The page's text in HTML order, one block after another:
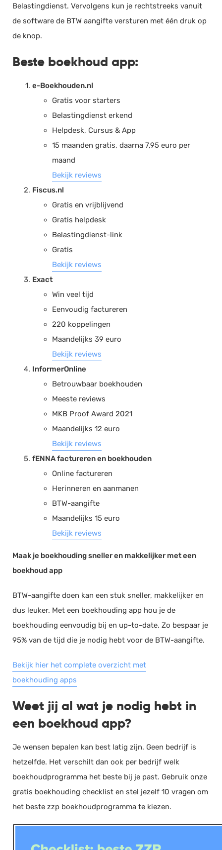
Belastingdienst. Vervolgens kun je rechtstreeks vanuit
de software de BTW aangifte versturen met één druk op
de knop.
Beste boekhoud app:
e-Boekhouden.nl
Gratis voor starters
Belastingdienst erkend
Helpdesk, Cursus & App
15 maanden gratis, daarna 7,95 euro per
maand
Bekijk reviews
Fiscus.nl
Gratis en vrijblijvend
Gratis helpdesk
Belastingdienst-link
Gratis
Bekijk reviews
Exact
Win veel tijd
Eenvoudig factureren
220 koppelingen
Maandelijks 39 euro
Bekijk reviews
InformerOnline
Betrouwbaar boekhouden
Meeste reviews
MKB Proof Award 2021
Maandelijks 12 euro
Bekijk reviews
fENNA factureren en boekhouden
Online factureren
Herinneren en aanmanen
BTW-aangifte
Maandelijks 15 euro
Bekijk reviews
Maak je boekhouding sneller en makkelijker met een
boekhoud app
BTW-aangifte doen kan een stuk sneller, makkelijker en
dus leuker. Met een boekhouding app hou je de
boekhouding eenvoudig bij en up-to-date. Zo bespaar je
95% van de tijd die je nodig hebt voor de BTW-aangifte.
Bekijk hier het complete overzicht met
boekhouding apps
Weet jij al wat je nodig hebt in
een boekhoud app?
Je wensen bepalen kan best latig zijn. Geen bedrijf is
hetzelfde. Het verschilt dan ook per bedrijf welk
boekhoudprogramma het beste bij je past. Gebruik onze
gratis boekhouding checklist en stel jezelf 10 vragen om
het beste zzp boekhoudprogramma te kiezen.